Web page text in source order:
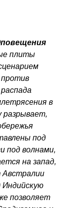
плиты
в
разрывает,
под
под волнами,
на запад,
Австралии
Индийскую
позволяет